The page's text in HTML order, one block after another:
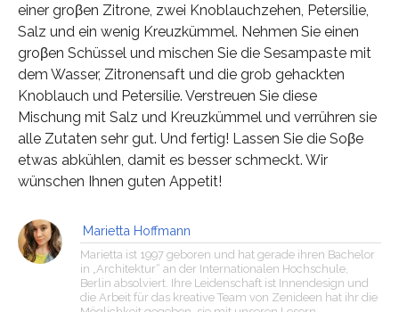
einer groβen Zitrone, zwei Knoblauchzehen, Petersilie,
Salz und ein wenig Kreuzkümmel. Nehmen Sie einen
groβen Schüssel und mischen Sie die Sesampaste mit
dem Wasser, Zitronensaft und die grob gehackten
Knoblauch und Petersilie. Verstreuen Sie diese
Mischung mit Salz und Kreuzkümmel und verrühren sie
alle Zutaten sehr gut. Und fertig! Lassen Sie die Soβe
etwas abkühlen, damit es besser schmeckt. Wir
wünschen Ihnen guten Appetit!
Marietta Hoffmann
Marietta ist 1997 geboren und hat gerade ihren Bachelor
in „Architektur“ an der Internationalen Hochschule,
Berlin absolviert. Ihre Leidenschaft ist Innendesign und
die Arbeit für das kreative Team von Zenideen hat ihr die